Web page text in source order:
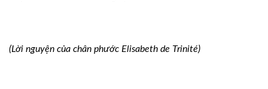
(Lời nguyện của chân phước Elisabeth de Trinité)